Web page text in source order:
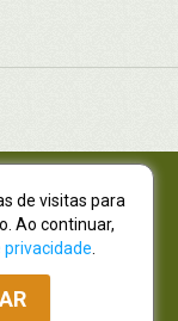
0001-19
0001-80
São Lourenço |
310
(41) 4009-3939
de visitas para
Ao continuar,
privacidade